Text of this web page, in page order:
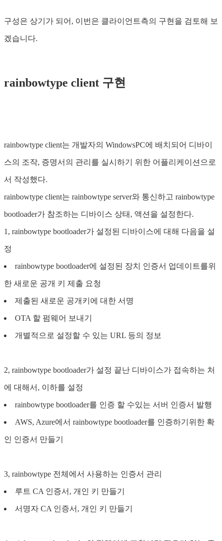
구성은 상기가 되어, 이번은 클라이언트측의 구현을 검토해 보
겠습니다.
rainbowtype client 구현
rainbowtype client는 개발자의 WindowsPC에 배치되어 디바이
스의 조작, 증명서의 관리를 실시하기 위한 어플리케이션으로
서 작성했다.
rainbowtype client는 rainbowtype server와 통신하고 rainbowtype
bootloader가 참조하는 디바이스 상태, 액션을 설정한다.
1, rainbowtype bootloader가 설정된 디바이스에 대해 다음을 설
정
rainbowtype bootloader에 설정된 장치 인증서 업데이트를위
한 새로운 공개 키 제출 요청
제출된 새로운 공개키에 대한 서명
OTA 할 펌웨어 보내기
개별적으로 설정할 수 있는 URL 등의 정보
2, rainbowtype bootloader가 설정 끝난 디바이스가 접속하는 처
에 대해서, 이하를 설정
rainbowtype bootloader를 인증 할 수있는 서버 인증서 발행
AWS, Azure에서 rainbowtype bootloader를 인증하기위한 확
인 인증서 만들기
3, rainbowtype 전체에서 사용하는 인증서 관리
루트 CA 인증서, 개인 키 만들기
서명자 CA 인증서, 개인 키 만들기